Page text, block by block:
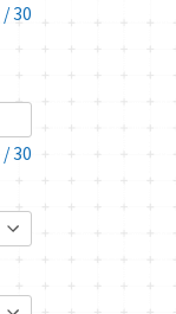
/30
/30